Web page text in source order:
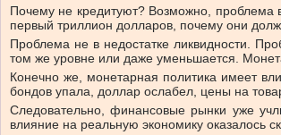
Почему не кредитуют? Возможно, проблема
первый триллион долларов, почему они
Проблема не в недостатке ликвидности.
том же уровне или даже уменьшается.
Конечно же, монетарная политика имеет
бондов упала, доллар ослабел, цены на
Следовательно, финансовые рынки уже
влияние на реальную экономику оказалось